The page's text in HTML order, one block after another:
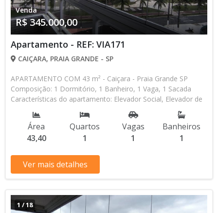
Venda
R$ 345.000,00
Apartamento - REF: VIA171
CAIÇARA, PRAIA GRANDE - SP
APARTAMENTO COM 43 m² - Caiçara - Praia Grande SP
Composição: 1 Dormitório, 1 Banheiro, 1 Vaga, 1 Sacada
Características do apartamento: Elevador Social, Elevador de
Serviço, Acessibilidade, Interfone, Piscina, Sauna, Salão de
Jogos, Salão de Festas, Espaço Kids, Espaço Gourmet,
Academia, Churrasqueira Aceita Financiamento Bancário * Os
valores e disponibilidade podem ser alterados sem prévio
Área
43,40
Quartos
1
Vagas
1
Banheiros
1
Ver mais detalhes
1 /18